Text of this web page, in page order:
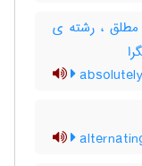
، رشته ی